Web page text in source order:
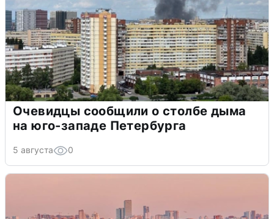
Очевидцы сообщили о столбе дыма
на юго-западе Петербурга
5 августа 0